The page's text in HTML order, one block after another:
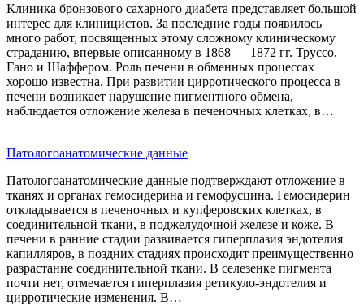
Клиника бронзового сахарного диабета представляет большой
интерес для клиницистов. За последние годы появилось
много работ, посвященных этому сложному клиническому
страданию, впервые описанному в 1868 — 1872 гг. Труссо,
Гано и Шаффером. Роль печени в обменных процессах
хорошо известна. При развитии цирротического процесса в
печени возникает нарушение пигментного обмена,
наблюдается отложение железа в печеночных клетках, в…
Патологоанатомические данные
Патологоанатомические данные подтверждают отложение в
тканях и органах гемосидерина и гемофусцина. Гемосидерин
откладывается в печеночных и купферовских клетках, в
соединительной ткани, в поджелудочной железе и коже. В
печени в ранние стадии развивается гиперплазия эндотелия
капилляров, в поздних стадиях происходит преимущественно
разрастание соединительной ткани. В селезенке пигмента
почти нет, отмечается гиперплазия ретикуло-эндотелия и
цирротические изменения. В…